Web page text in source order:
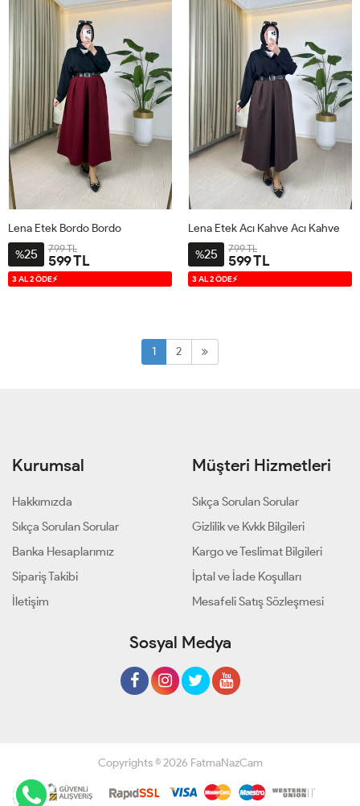
Lena Etek Bordo Bordo
%25 799 TL
599 TL
3 AL 2 ÖDE⚡
Lena Etek Acı Kahve Acı Kahve
%25 799 TL
599 TL
3 AL 2 ÖDE⚡
1 2
Kurumsal
Hakkımızda
Sıkça Sorulan Sorular
Banka Hesaplarımız
Sipariş Takibi
İletişim
Müşteri Hizmetleri
Sıkça Sorulan Sorular
Gizlilik ve Kvkk Bilgileri
Kargo ve Teslimat Bilgileri
İptal ve İade Koşulları
Mesafeli Satış Sözleşmesi
Sosyal Medya
Copyrights © 2026 FatmaNazCam